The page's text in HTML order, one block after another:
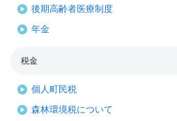
後期高齢者医療制度
年金
税金
個人町民税
森林環境税について